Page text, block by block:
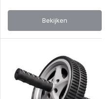
Bekijken